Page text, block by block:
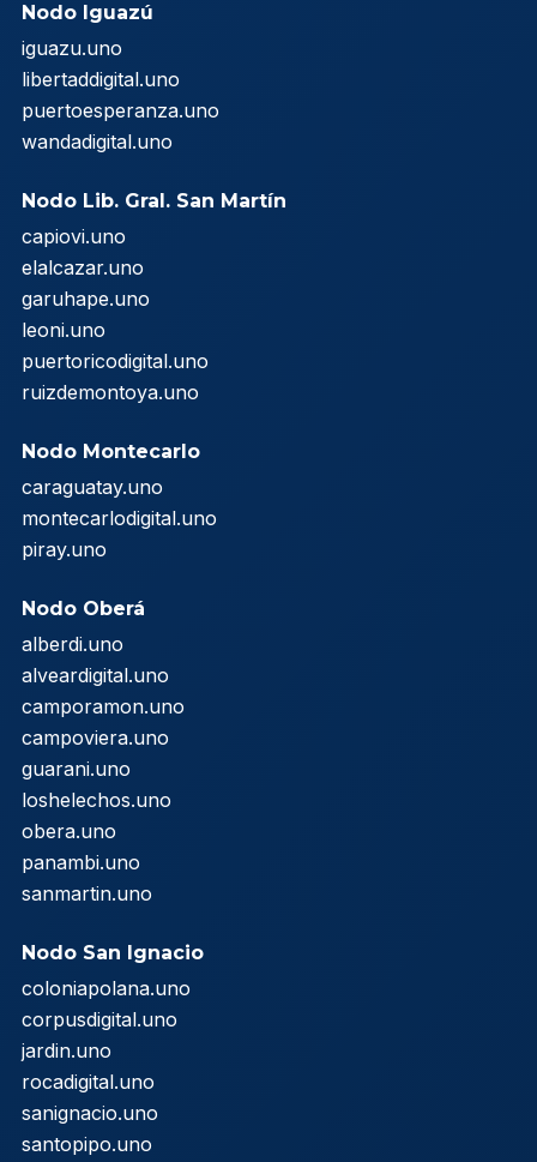
Nodo Iguazú
iguazu.uno
libertaddigital.uno
puertoesperanza.uno
wandadigital.uno
Nodo Lib. Gral. San Martín
capiovi.uno
elalcazar.uno
garuhape.uno
leoni.uno
puertoricodigital.uno
ruizdemontoya.uno
Nodo Montecarlo
caraguatay.uno
montecarlodigital.uno
piray.uno
Nodo Oberá
alberdi.uno
alveardigital.uno
camporamon.uno
campoviera.uno
guarani.uno
loshelechos.uno
obera.uno
panambi.uno
sanmartin.uno
Nodo San Ignacio
coloniapolana.uno
corpusdigital.uno
jardin.uno
rocadigital.uno
sanignacio.uno
santopipo.uno